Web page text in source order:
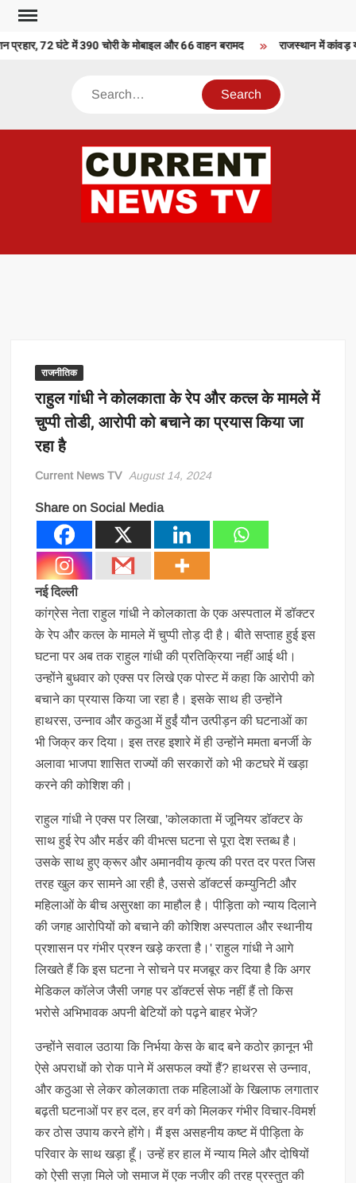
Skip
content72 घंटे में 390 चोरी के मोबाइल और 66 वाहन बरामद राजस्थान में कांवड़
Search
राजनीतिक
राहुल गांधी ने कोलकाता के रेप और कत्ल के मामले में
चुप्पी तोडी, आरोपी को बचाने का प्रयास किया जा
रहा है
Current News TV August 14, 2024
Share on Social Media
नई दिल्ली
कांग्रेस नेता राहुल गांधी ने कोलकाता के एक अस्पताल में डॉक्टर
के रेप और कत्ल के मामले में चुप्पी तोड़ दी है। बीते सप्ताह हुई इस
घटना पर अब तक राहुल गांधी की प्रतिक्रिया नहीं आई थी।
उन्होंने बुधवार को एक्स पर लिखे एक पोस्ट में कहा कि आरोपी को
बचाने का प्रयास किया जा रहा है। इसके साथ ही उन्होंने
हाथरस, उन्नाव और कठुआ में हुईं यौन उत्पीड़न की घटनाओं का
भी जिक्र कर दिया। इस तरह इशारे में ही उन्होंने ममता बनर्जी के
अलावा भाजपा शासित राज्यों की सरकारों को भी कटघरे में खड़ा
करने की कोशिश की।
राहुल गांधी ने एक्स पर लिखा, 'कोलकाता में जूनियर डॉक्टर के
साथ हुई रेप और मर्डर की वीभत्स घटना से पूरा देश स्तब्ध है।
उसके साथ हुए क्रूर और अमानवीय कृत्य की परत दर परत जिस
तरह खुल कर सामने आ रही है, उससे डॉक्टर्स कम्युनिटी और
महिलाओं के बीच असुरक्षा का माहौल है। पीड़िता को न्याय दिलाने
की जगह आरोपियों को बचाने की कोशिश अस्पताल और स्थानीय
प्रशासन पर गंभीर प्रश्न खड़े करता है।' राहुल गांधी ने आगे
लिखते हैं कि इस घटना ने सोचने पर मजबूर कर दिया है कि अगर
मेडिकल कॉलेज जैसी जगह पर डॉक्टर्स सेफ नहीं हैं तो किस
भरोसे अभिभावक अपनी बेटियों को पढ़ने बाहर भेजें?
उन्होंने सवाल उठाया कि निर्भया केस के बाद बने कठोर क़ानून भी
ऐसे अपराधों को रोक पाने में असफल क्यों हैं? हाथरस से उन्नाव,
और कठुआ से लेकर कोलकाता तक महिलाओं के खिलाफ लगातार
बढ़ती घटनाओं पर हर दल, हर वर्ग को मिलकर गंभीर विचार-विमर्श
कर ठोस उपाय करने होंगे। मैं इस असहनीय कष्ट में पीड़िता के
परिवार के साथ खड़ा हूँ। उन्हें हर हाल में न्याय मिले और दोषियों
को ऐसी सज़ा मिले जो समाज में एक नजीर की तरह प्रस्तुत की